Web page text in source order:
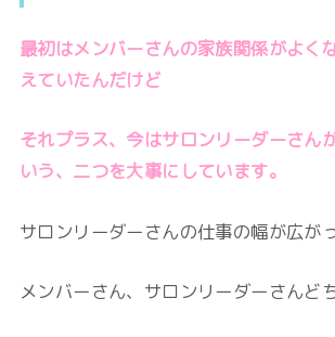
最初はメンバーさんの家族関係がよく
えていたんだけど
それプラス、今はサロンリーダーさん
いう、二つを大事にしています。
サロンリーダーさんの仕事の幅が広が
メンバーさん、サロンリーダーさんど